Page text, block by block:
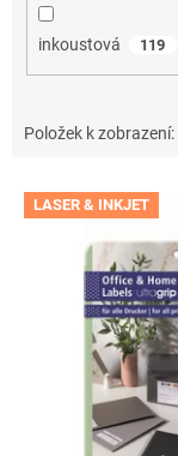
inkoustová 119
Položek k zobrazení:
V LASER & INKJET